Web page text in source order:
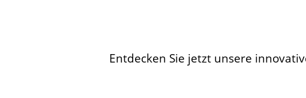
Entdecken Sie jetzt unsere